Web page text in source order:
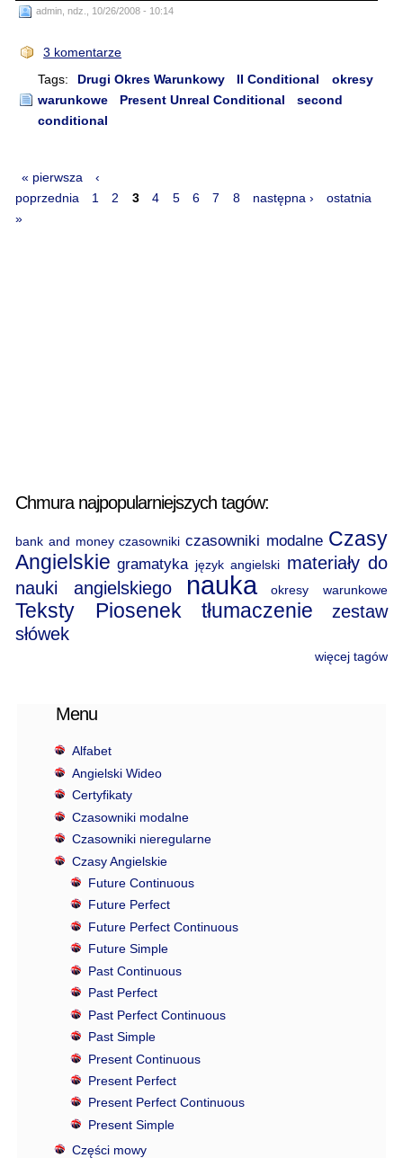
admin, ndz., 10/26/2008 - 10:14
3 komentarze
Tags:
Drugi Okres Warunkowy II Conditional
okresy
warunkowe
Present Unreal Conditional
second
conditional
« pierwsza
‹
poprzednia
1 2 3 4 5 6 7 8 następna ›
ostatnia
»
Chmura najpopularniejszych tagów:
bank and money czasowniki czasowniki modalne Czasy
Angielskie gramatyka język angielski materiały do
nauki angielskiego
nauka okresy warunkowe
Teksty Piosenek tłumaczenie
zestaw
słówek
więcej tagów
Menu
Alfabet
Angielski Wideo
Certyfikaty
Czasowniki modalne
Czasowniki nieregularne
Czasy Angielskie
Future Continuous
Future Perfect
Future Perfect Continuous
Future Simple
Past Continuous
Past Perfect
Past Perfect Continuous
Past Simple
Present Continuous
Present Perfect
Present Perfect Continuous
Present Simple
Części mowy